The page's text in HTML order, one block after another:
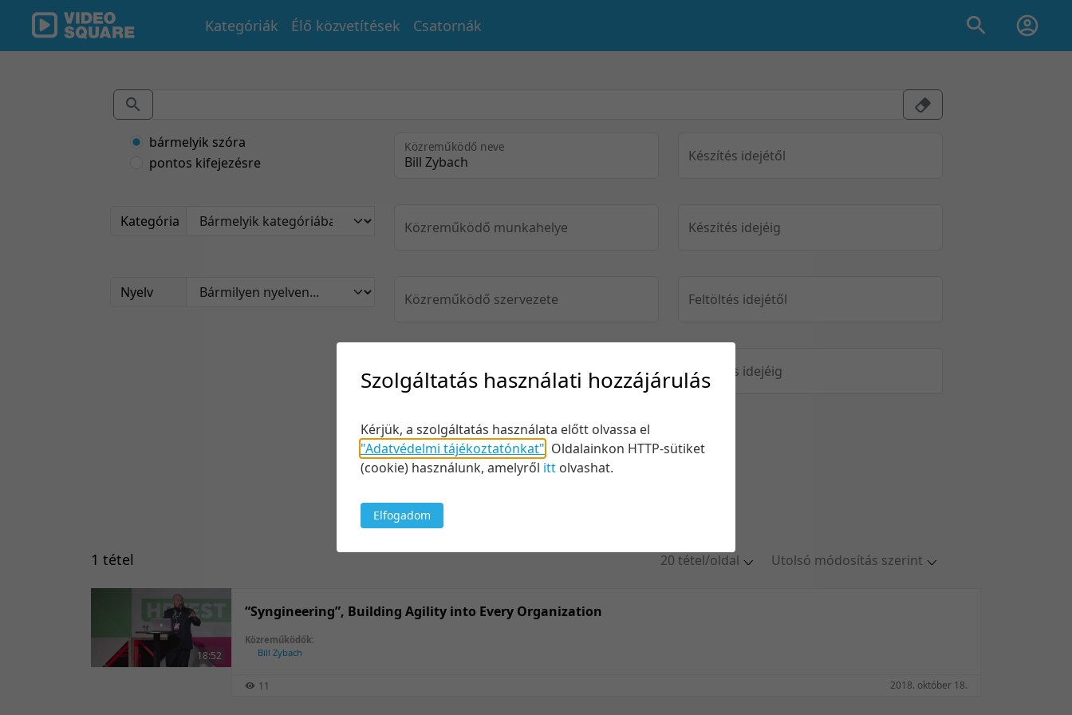
Kategóriák Élő közvetítések Csatornák
bármelyik szóra
pontos kifejezésre
Kategória
Nyelv
Közreműködő neve
Közreműködő munkahelye
Közreműködő szervezete
Készítés idejétől
Készítés idejéig
Feltöltés idejétől
Feltöltés idejéig
Keresés
Utolsó módosítás szerint
Feltöltés dátuma szerint
1 tétel
20 tétel/oldal
18:52
“Syngineering”, Building Agility into Every Organization
Közreműködők:
Bill Zybach
11 2018. október 18.
Szolgáltatás használati hozzájárulás
Kérjük, a szolgáltatás használata előtt olvassa el
"Adatvédelmi tájékoztatónkat" Oldalainkon HTTP-sütiket
(cookie) használunk, amelyről itt olvashat.
Elfogadom